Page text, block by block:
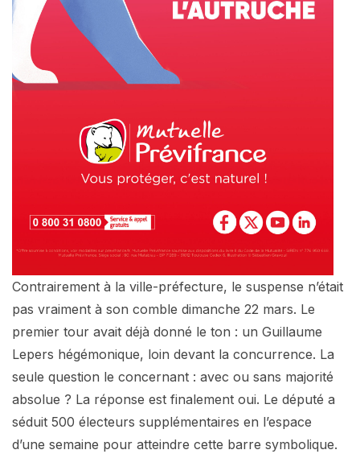
Contrairement à la ville-préfecture, le suspense n’était
pas vraiment à son comble dimanche 22 mars. Le
premier tour avait déjà donné le ton : un Guillaume
Lepers hégémonique, loin devant la concurrence. La
seule question le concernant : avec ou sans majorité
absolue ? La réponse est finalement oui. Le député a
séduit 500 électeurs supplémentaires en l’espace
d’une semaine pour atteindre cette barre symbolique.